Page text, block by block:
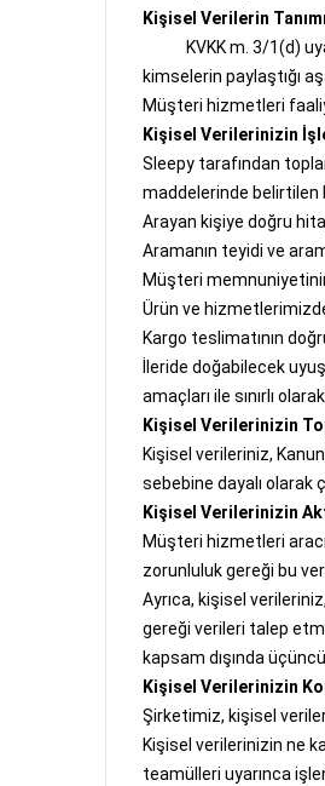
Kişisel Verilerin Tanımı
KVKK m. 3/1(d)
kimselerin paylaştığı
Müşteri hizmetleri
Kişisel Verilerinizin
Sleepy tarafından
maddelerinde belirtilen
Arayan kişiye doğru
Aramanın teyidi ve
Müşteri
Ürün ve
Kargo teslimatının
İleride doğabilecek
amaçları ile sınırlı
Kişisel Verilerinizin
Kişisel verileriniz,
sebebine dayalı olarak
Kişisel Verilerinizin
Müşteri hizmetleri
zorunluluk gereği bu
Ayrıca, kişisel
gereği verileri talep
kapsam dışında
Kişisel Verilerinizin
Şirketimiz, kişisel
Kişisel verilerinizin ne
teamülleri uyarınca